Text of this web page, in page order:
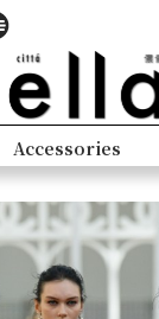
Accessories